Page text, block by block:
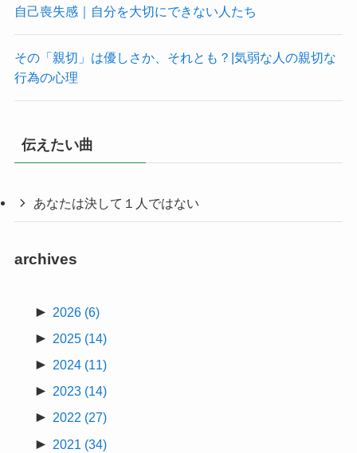
自己喪失感｜自分を大切にできない人たち
その「親切」は優しさか、それとも？|気弱な人の親切な
行為の心理
伝えたい曲
あなたは決して１人ではない
archives
► 2026 (6)
► 2025 (14)
► 2024 (11)
► 2023 (14)
► 2022 (27)
► 2021 (34)